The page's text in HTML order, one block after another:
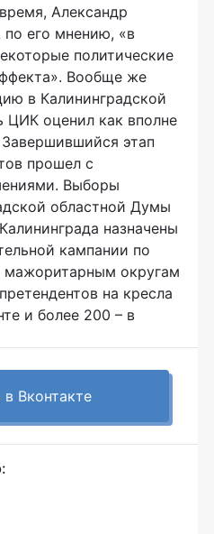
Александр
по его мнению, «в
политические
Вообще же
в Калининградской
ЦИК оценил как вполне
этап
прошел с
Выборы
областной Думы
назначены
кампании по
округам
на кресла
и более 200 – в
в Вконтакте